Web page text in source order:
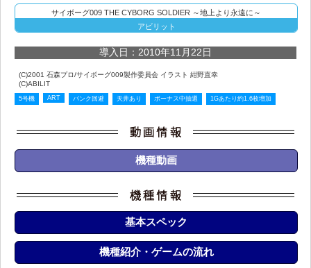
サイボーグ009 THE CYBORG SOLDIER ～地上より永遠に～
アビリット
導入日：2010年11月22日
(C)2001 石森プロ/サイボーグ009製作委員会 イラスト 紺野直幸
(C)ABILIT
5号機 ART パンク回避 天井あり ボーナス中抽選 1Gあたり約1.6枚増加
機種動画
基本スペック
機種紹介・ゲームの流れ